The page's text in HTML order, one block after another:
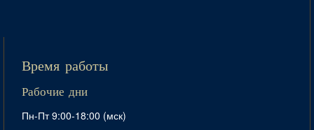
Время работы
Рабочие дни
Пн-Пт 9:00-18:00 (мск)